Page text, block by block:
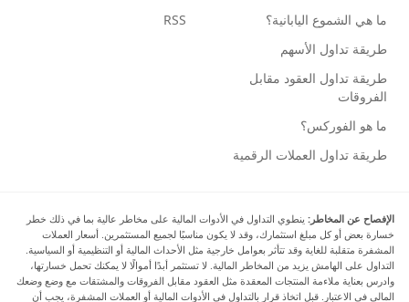
ما هي الشموع اليابانية؟
طريقة تداول الأسهم
طريقة تداول العقود مقابل
الفروقات
ما هو الفوركس؟
طريقة تداول العملات الرقمية
RSS
الإفصاح عن المخاطر: ينطوي التداول في الأدوات المالية على مخاطر عالية بما في ذلك خطر
خسارة بعض أو كل مبلغ استثمارك، وقد لا يكون مناسبًا لجميع المستثمرين. أسعار العملات
المشفرة متقلبة للغاية وقد تتأثر بعوامل خارجية مثل الأحداث المالية أو التنظيمية أو السياسية.
التداول على الهامش يزيد من المخاطر المالية. لا تستثمر أبدًا أموالًا لا يمكنك تحمل خسارتها،
وادرس بعناية ملاءمة المنتجات المعقدة مثل العقود مقابل الفروقات والمشتقات مع وضع وضعك
المالي في الاعتبار. قبل اتخاذ قرار بالتداول في الأدوات المالية أو العملات المشفرة، يجب أن